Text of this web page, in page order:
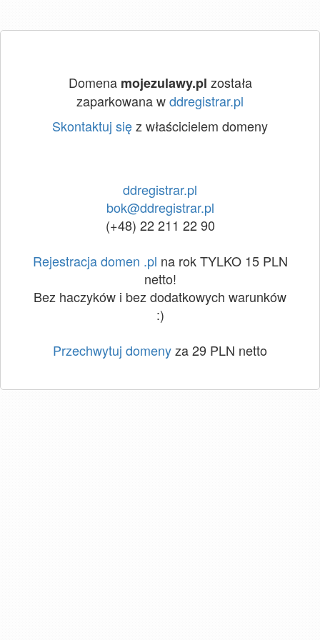
Domena mojezulawy.pl została
zaparkowana wddregistrar.pl
Skontaktuj sięz właścicielem domeny
ddregistrar.pl
bok@ddregistrar.pl
(+48) 22 211 22 90
Rejestracja domen .pl na rok TYLKO 15 PLN
netto!
Bez haczyków i bez dodatkowych warunków
:)
Przechwytuj domenyza 29 PLN netto